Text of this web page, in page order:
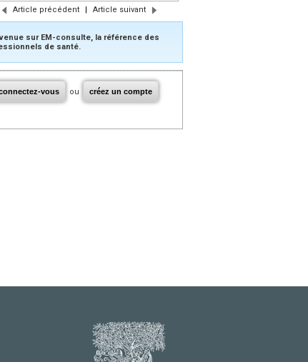
Article précédent | Article suivant
sur EM-consulte, la référence des
de santé.
vous ou créez un compte